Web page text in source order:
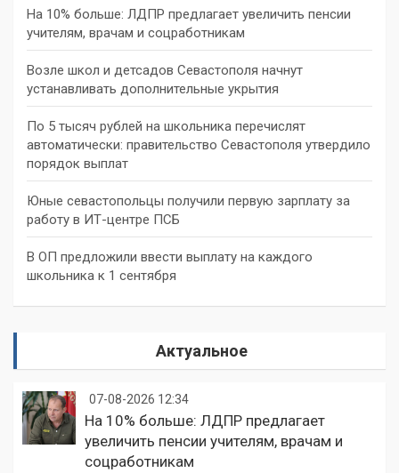
На 10% больше: ЛДПР предлагает увеличить пенсии
учителям, врачам и соцработникам
Возле школ и детсадов Севастополя начнут
устанавливать дополнительные укрытия
По 5 тысяч рублей на школьника перечислят
автоматически: правительство Севастополя утвердило
порядок выплат
Юные севастопольцы получили первую зарплату за
работу в ИТ-центре ПСБ
В ОП предложили ввести выплату на каждого
школьника к 1 сентября
Актуальное
07-08-2026 12:34
На 10% больше: ЛДПР предлагает
увеличить пенсии учителям, врачам и
соцработникам